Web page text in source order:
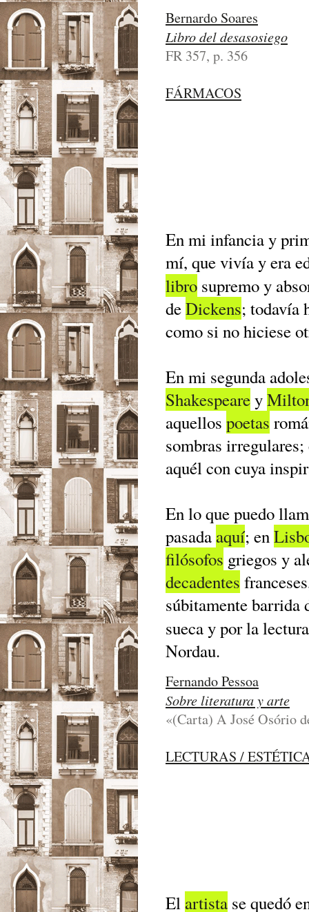
Bernardo Soares
Libro del desasosiego
FR 357, p. 356
FÁRMACOS
En mi infancia y
mí, que vivía y era
libro supremo y
deDickens; todavía
como si no hiciese
En mi segunda
Shakespearey
aquellos poetas
sombras
aquél con cuya
En lo que puedo
pasada aquí; en
filósofos griegos y
decadentes
súbitamente barrida
sueca y por la
Nordau.
Fernando Pessoa
Sobre literatura y arte
«(Carta) A José Osório
LECTURAS /
El artista se quedó